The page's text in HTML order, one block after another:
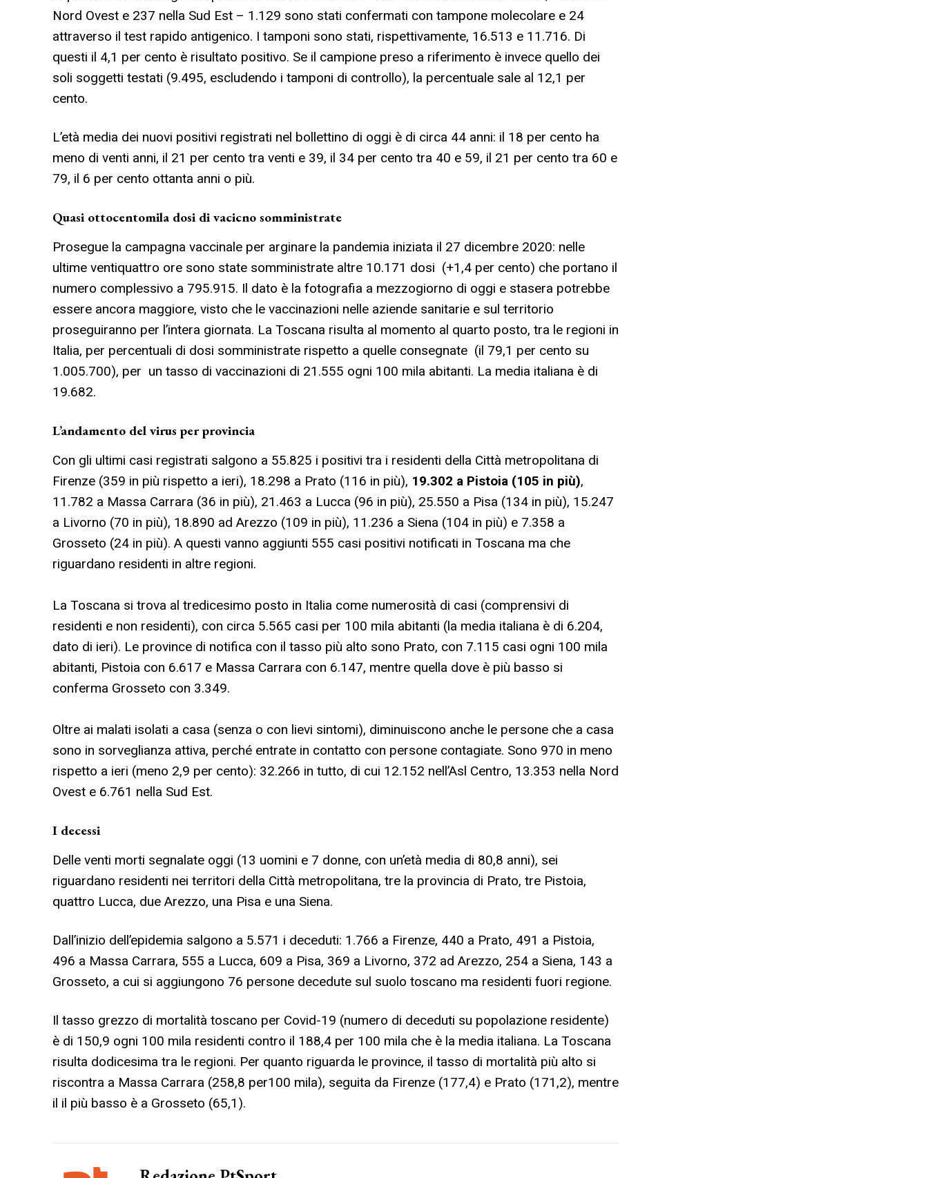
Nord Ovest e 237 nella Sud Est – 1.129 sono stati confermati con tampone molecolare e 24
attraverso il test rapido antigenico. I tamponi sono stati, rispettivamente, 16.513 e 11.716. Di
questi il 4,1 per cento è risultato positivo. Se il campione preso a riferimento è invece quello dei
soli soggetti testati (9.495, escludendo i tamponi di controllo), la percentuale sale al 12,1 per
cento.
L’età media dei nuovi positivi registrati nel bollettino di oggi è di circa 44 anni: il 18 per cento ha
meno di venti anni, il 21 per cento tra venti e 39, il 34 per cento tra 40 e 59, il 21 per cento tra 60 e
79, il 6 per cento ottanta anni o più.
Quasi ottocentomila dosi di vacicno somministrate
Prosegue la campagna vaccinale per arginare la pandemia iniziata il 27 dicembre 2020: nelle
ultime ventiquattro ore sono state somministrate altre 10.171 dosi (+1,4 per cento) che portano il
numero complessivo a 795.915. Il dato è la fotografia a mezzogiorno di oggi e stasera potrebbe
essere ancora maggiore, visto che le vaccinazioni nelle aziende sanitarie e sul territorio
proseguiranno per l’intera giornata. La Toscana risulta al momento al quarto posto, tra le regioni in
Italia, per percentuali di dosi somministrate rispetto a quelle consegnate (il 79,1 per cento su
1.005.700), per un tasso di vaccinazioni di 21.555 ogni 100 mila abitanti. La media italiana è di
19.682.
L’andamento del virus per provincia
Con gli ultimi casi registrati salgono a 55.825 i positivi tra i residenti della Città metropolitana di
Firenze (359 in più rispetto a ieri), 18.298 a Prato (116 in più), 19.302 a Pistoia (105 in più),
11.782 a Massa Carrara (36 in più), 21.463 a Lucca (96 in più), 25.550 a Pisa (134 in più), 15.247
a Livorno (70 in più), 18.890 ad Arezzo (109 in più), 11.236 a Siena (104 in più) e 7.358 a
Grosseto (24 in più). A questi vanno aggiunti 555 casi positivi notificati in Toscana ma che
riguardano residenti in altre regioni.
La Toscana si trova al tredicesimo posto in Italia come numerosità di casi (comprensivi di
residenti e non residenti), con circa 5.565 casi per 100 mila abitanti (la media italiana è di 6.204,
dato di ieri). Le province di notifica con il tasso più alto sono Prato, con 7.115 casi ogni 100 mila
abitanti, Pistoia con 6.617 e Massa Carrara con 6.147, mentre quella dove è più basso si
conferma Grosseto con 3.349.
Oltre ai malati isolati a casa (senza o con lievi sintomi), diminuiscono anche le persone che a casa
sono in sorveglianza attiva, perché entrate in contatto con persone contagiate. Sono 970 in meno
rispetto a ieri (meno 2,9 per cento): 32.266 in tutto, di cui 12.152 nell’Asl Centro, 13.353 nella Nord
Ovest e 6.761 nella Sud Est.
I decessi
Delle venti morti segnalate oggi (13 uomini e 7 donne, con un’età media di 80,8 anni), sei
riguardano residenti nei territori della Città metropolitana, tre la provincia di Prato, tre Pistoia,
quattro Lucca, due Arezzo, una Pisa e una Siena.
Dall’inizio dell’epidemia salgono a 5.571 i deceduti: 1.766 a Firenze, 440 a Prato, 491 a Pistoia,
496 a Massa Carrara, 555 a Lucca, 609 a Pisa, 369 a Livorno, 372 ad Arezzo, 254 a Siena, 143 a
Grosseto, a cui si aggiungono 76 persone decedute sul suolo toscano ma residenti fuori regione.
Il tasso grezzo di mortalità toscano per Covid-19 (numero di deceduti su popolazione residente)
è di 150,9 ogni 100 mila residenti contro il 188,4 per 100 mila che è la media italiana. La Toscana
risulta dodicesima tra le regioni. Per quanto riguarda le province, il tasso di mortalità più alto si
riscontra a Massa Carrara (258,8 per100 mila), seguita da Firenze (177,4) e Prato (171,2), mentre
il il più basso è a Grosseto (65,1).